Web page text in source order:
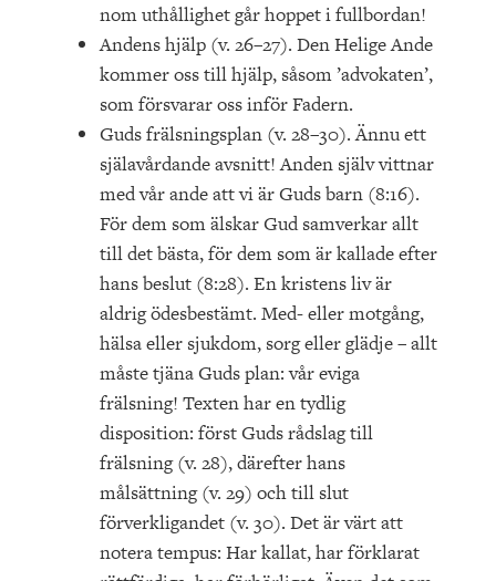
nom uthållighet går hoppet i fullbordan!
Andens hjälp (v. 26–27). Den Helige Ande
kommer oss till hjälp, såsom ’advokaten’,
som försvarar oss inför Fadern.
Guds frälsningsplan (v. 28–30). Ännu ett
själavårdande avsnitt! Anden själv vittnar
med vår ande att vi är Guds barn (8:16).
För dem som älskar Gud samverkar allt
till det bästa, för dem som är kallade efter
hans beslut (8:28). En kristens liv är
aldrig ödesbestämt. Med- eller motgång,
hälsa eller sjukdom, sorg eller glädje – allt
måste tjäna Guds plan: vår eviga
frälsning! Texten har en tydlig
disposition: först Guds rådslag till
frälsning (v. 28), därefter hans
målsättning (v. 29) och till slut
förverkligandet (v. 30). Det är värt att
notera tempus: Har kallat, har förklarat